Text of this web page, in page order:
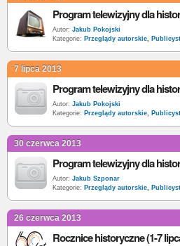
Program telewizyjny dla
Autor: Jakub Pokojski
Kategorie: Przeglądy autorskie,
7 lipca 2013
Program telewizyjny dla
Autor: Jakub Pokojski
Kategorie: Przeglądy autorskie,
30 czerwca 2013
Program telewizyjny dla
Autor: Jakub Szponar
Kategorie: Przeglądy autorskie,
26 czerwca 2013
Rocznice historyczne (1-7